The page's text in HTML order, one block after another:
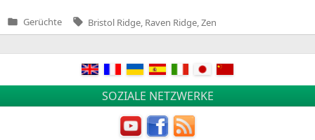
Veröffentlicht
in
Gerüchte Tags:
Bristol Ridge Raven Ridge Zen
SOZIALE NETZWERKE